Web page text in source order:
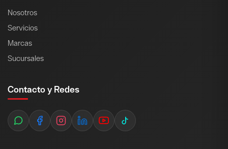
Nosotros
Servicios
Marcas
Sucursales
Contacto y Redes